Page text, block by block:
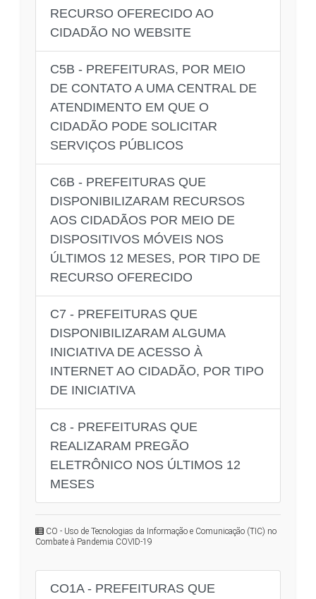
RECURSO OFERECIDO AO
CIDADÃO NO WEBSITE
C5B - PREFEITURAS, POR MEIO
DE CONTATO A UMA CENTRAL DE
ATENDIMENTO EM QUE O
CIDADÃO PODE SOLICITAR
SERVIÇOS PÚBLICOS
C6B - PREFEITURAS QUE
DISPONIBILIZARAM RECURSOS
AOS CIDADÃOS POR MEIO DE
DISPOSITIVOS MÓVEIS NOS
ÚLTIMOS 12 MESES, POR TIPO DE
RECURSO OFERECIDO
C7 - PREFEITURAS QUE
DISPONIBILIZARAM ALGUMA
INICIATIVA DE ACESSO À
INTERNET AO CIDADÃO, POR TIPO
DE INICIATIVA
C8 - PREFEITURAS QUE
REALIZARAM PREGÃO
ELETRÔNICO NOS ÚLTIMOS 12
MESES
CO - Uso de Tecnologias da Informação e Comunicação (TIC) no
Combate à Pandemia COVID-19
CO1A - PREFEITURAS QUE